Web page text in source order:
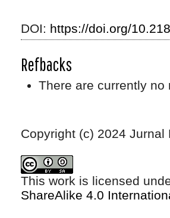
DOI: https://doi.org/
Refbacks
There are currently no
Copyright (c) 2024
This work is licensed
ShareAlike 4.0